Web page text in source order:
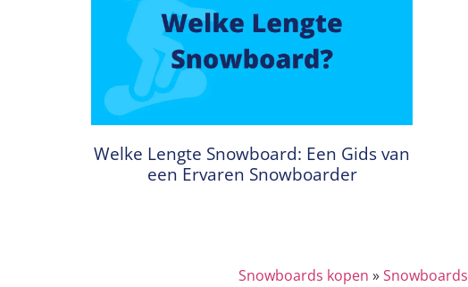
Welke Lengte Snowboard: Een Gids van
een Ervaren Snowboarder
Snowboards kopen »Snowboards